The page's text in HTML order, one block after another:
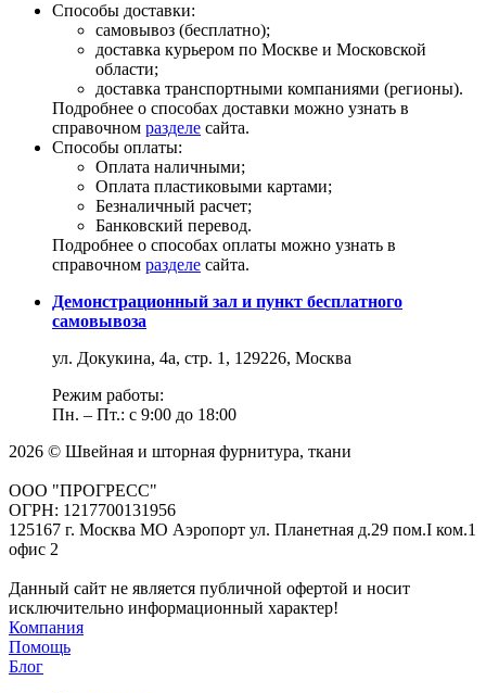
Способы доставки:
самовывоз (бесплатно);
доставка курьером по Москве и Московской
области;
доставка транспортными компаниями (регионы).
Подробнее о способах доставки можно узнать в
справочном разделе сайта.
Способы оплаты:
Оплата наличными;
Оплата пластиковыми картами;
Безналичный расчет;
Банковский перевод.
Подробнее о способах оплаты можно узнать в
справочном разделе сайта.
Демонстрационный зал и пункт бесплатного
самовывоза
ул. Докукина, 4а, стр. 1, 129226, Москва
Режим работы:
Пн. – Пт.: с 9:00 до 18:00
2026 © Швейная и шторная фурнитура, ткани
ООО "ПРОГРЕСС"
ОГРН: 1217700131956
125167 г. Москва МО Аэропорт ул. Планетная д.29 пом.I ком.1
офис 2
Данный сайт не является публичной офертой и носит
исключительно информационный характер!
Компания
Помощь
Блог